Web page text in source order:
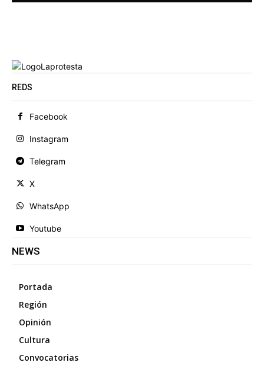
REDS
Facebook
Instagram
Telegram
X
WhatsApp
Youtube
NEWS
Portada
Región
Opinión
Cultura
Convocatorias